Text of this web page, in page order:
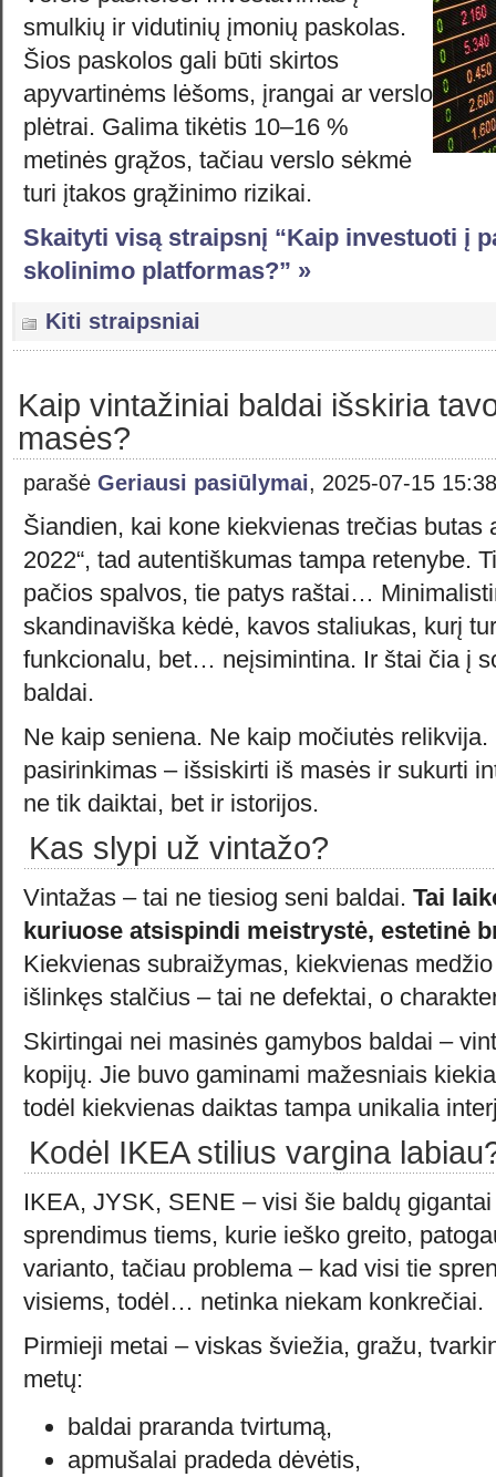
smulkių ir vidutinių įmonių paskolas.
Šios paskolos gali būti skirtos
apyvartinėms lėšoms, įrangai ar verslo
plėtrai. Galima tikėtis 10–16 %
metinės grąžos, tačiau verslo sėkmė
turi įtakos grąžinimo rizikai.
Skaityti visą straipsnį “Kaip investuoti į
skolinimo platformas?” »
Kiti straipsniai
Kaip vintažiniai baldai išskiria
masės?
parašė Geriausi pasiūlymai, 2025-07-15 15:38
Šiandien, kai kone kiekvienas trečias butas
2022“, tad autentiškumas tampa retenybe.
pačios spalvos, tie patys raštai…
skandinaviška kėdė, kavos staliukas, kurį
funkcionalu, bet… neįsimintina. Ir štai čia į
baldai.
Ne kaip seniena. Ne kaip močiutės
pasirinkimas – išsiskirti iš masės ir sukurti
ne tik daiktai, bet ir istorijos.
Kas slypi už vintažo?
Vintažas – tai ne tiesiog seni baldai. Tai
kuriuose atsispindi meistrystė, estetinė
Kiekvienas subraižymas, kiekvienas
išlinkęs stalčius – tai ne defektai, o
Skirtingai nei masinės gamybos baldai –
kopijų. Jie buvo gaminami mažesniais
todėl kiekvienas daiktas tampa unikalia
Kodėl IKEA stilius vargina
IKEA, JYSK, SENE – visi šie baldų
sprendimus tiems, kurie ieško greito,
varianto, tačiau problema – kad visi tie
visiems, todėl… netinka niekam konkrečiai.
Pirmieji metai – viskas šviežia, gražu,
metų:
baldai praranda tvirtumą,
apmušalai pradeda dėvėtis,